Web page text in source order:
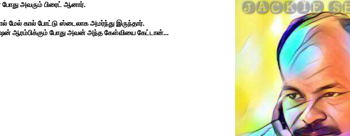
அவரும் பிரைட் ஆனார்.
மேல் கால் போட்டு ஸ்டைலாக அமர்ந்து இருந்தார்.
வர்ஷன் ஆரம்பிக்கும் போது அவன் அந்த கேள்வியை கேட்டான்...